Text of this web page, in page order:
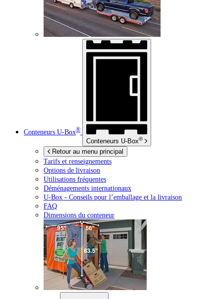
Conteneurs U-Box®
Conteneurs U-Box®
Retour au menu principal
Tarifs et renseignements
Options de livraison
Utilisations fréquentes
Déménagements internationaux
U-Box - Conseils pour l’emballage et la livraison
FAQ
Dimensions du conteneur